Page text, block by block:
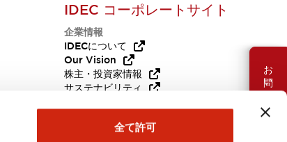
全て許可
お問い合わせ
IDEC コーポレートサイト
企業情報
IDECについて
Our Vision
株主・投資家情報
サステナビリティ